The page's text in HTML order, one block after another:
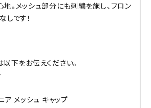
。メッシュ部分にも刺繍を施し、フロン
しです！
下をお伝えください。
ア メッシュ キャップ